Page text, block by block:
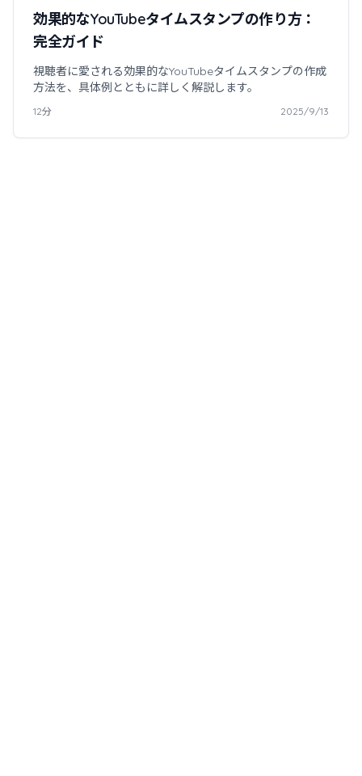
効果的なYouTubeタイムスタンプの作り方：
完全ガイド
視聴者に愛される効果的なYouTubeタイムスタンプの作成
方法を、具体例とともに詳しく解説します。
12分 2025/9/13